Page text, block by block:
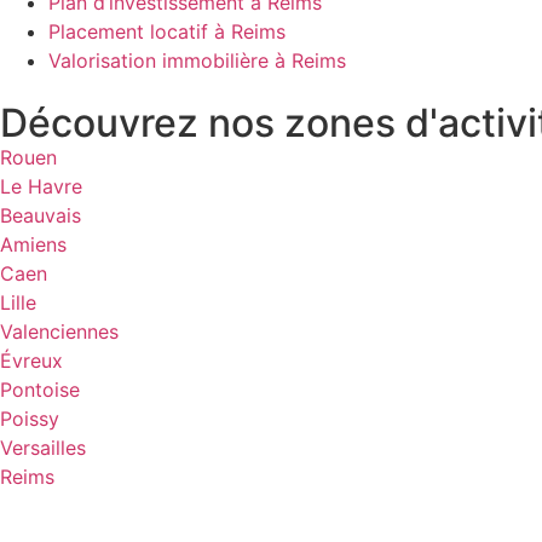
Placement locatif à Reims
Valorisation immobilière à Reims
Découvrez nos zones
Rouen
Le Havre
Beauvais
Amiens
Caen
Lille
Valenciennes
Évreux
Pontoise
Poissy
Versailles
Reims